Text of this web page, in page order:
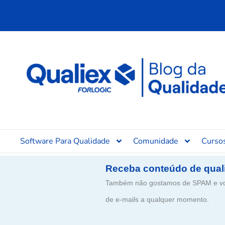
Software Para Qualidade Comunidade
Receba conteúdo de
Também não gostamos de SPAM e
de e-mails a qualquer momento.